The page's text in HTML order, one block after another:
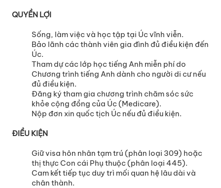
QUYỀN LỢI
Sống, làm việc và học tập tại Úc vĩnh viễn.
Bảo lãnh các thành viên gia đình đủ điều kiện đến
Úc.
Tham dự các lớp học tiếng Anh miễn phí do
Chương trình tiếng Anh dành cho người di cư nếu
đủ điều kiện.
Đăng ký tham gia chương trình chăm sóc sức
khỏe cộng đồng của Úc (Medicare).
Nộp đơn xin quốc tịch Úc nếu đủ điều kiện.
ĐIỀU KIỆN
Giữ visa hôn nhân tạm trú (phân loại 309) hoặc
thị thực Con cái Phụ thuộc (phân loại 445).
Cam kết tiếp tục duy trì mối quan hệ lâu dài và
chân thành.